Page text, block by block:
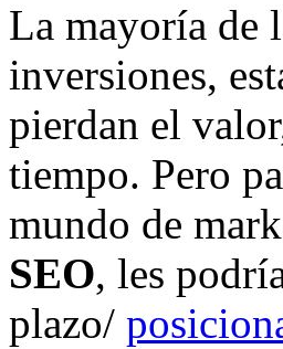
La mayoría de
inversiones,
pierdan el
tiempo. Pero
mundo de
SEO, les
plazo/